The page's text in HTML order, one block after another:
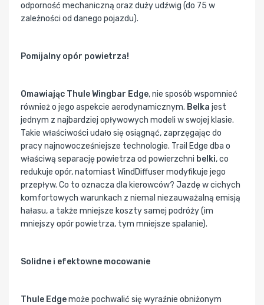
odporność mechaniczną oraz duży udźwig (do 75 w
zależności od danego pojazdu).
Pomijalny opór powietrza!
Omawiając Thule Wingbar Edge, nie sposób wspomnieć
również o jego aspekcie aerodynamicznym. Belka jest
jednym z najbardziej opływowych modeli w swojej klasie.
Takie właściwości udało się osiągnąć, zaprzęgając do
pracy najnowocześniejsze technologie. Trail Edge dba o
właściwą separację powietrza od powierzchni belki, co
redukuje opór, natomiast WindDiffuser modyfikuje jego
przepływ. Co to oznacza dla kierowców? Jazdę w cichych
komfortowych warunkach z niemal niezauważalną emisją
hałasu, a także mniejsze koszty samej podróży (im
mniejszy opór powietrza, tym mniejsze spalanie).
Solidne i efektowne mocowanie
Thule Edgemoże pochwalić się wyraźnie obniżonym